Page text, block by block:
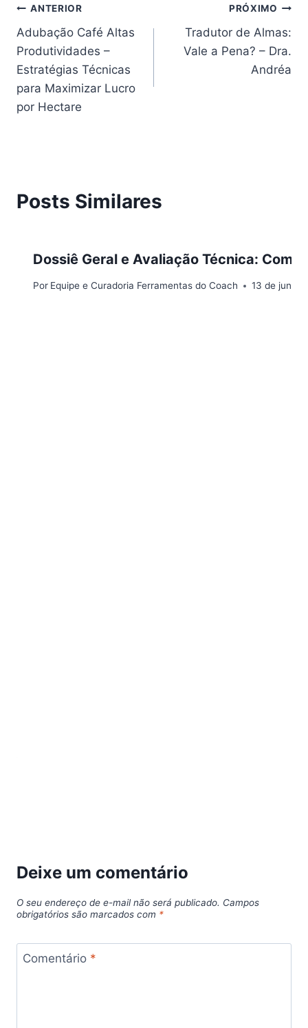
Navegação
de
Post
ANTERIOR
Adubação Café Altas
Produtividades –
Estratégias Técnicas
para Maximizar Lucro
por Hectare
PRÓXIMO
Tradutor de Almas:
Vale a Pena? – Dra.
Andréa
Posts Similares
Dossiê Geral e Avaliação Técnica:
Por Equipe e Curadoria Ferramentas do Coach 13 de junho
Deixe um comentário
O seu endereço de e-mail não será publicado. Campos
obrigatórios são marcados com *
Comentário *